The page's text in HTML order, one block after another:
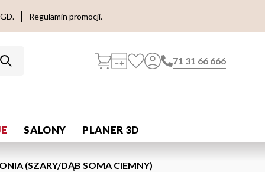
Regulamin promocji.
71 31 66 666
SALONY PLANER 3D
(SZARY/DĄB SOMA CIEMNY)